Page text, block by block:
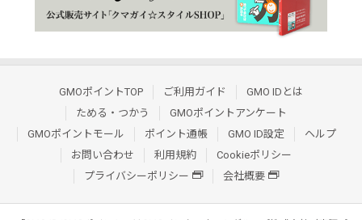
GMOポイントTOP ご利用ガイド
GMO IDとは
ためる・つかう
GMOポイントアンケート
GMOポイントモール
ポイント通帳 GMO ID設定
ヘルプ
お問い合わせ
利用規約
Cookieポリシー
プライバシーポリシー
会社概要